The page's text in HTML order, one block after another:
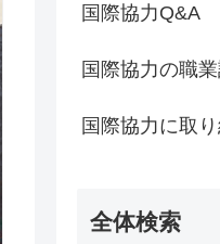
国際協力Q&A
国際協力の職
国際協力に取
全体検索